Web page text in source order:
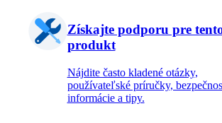
Získajte podporu pre
produkt
Nájdite často kladené otázky,
používateľské príručky,
informácie a tipy.